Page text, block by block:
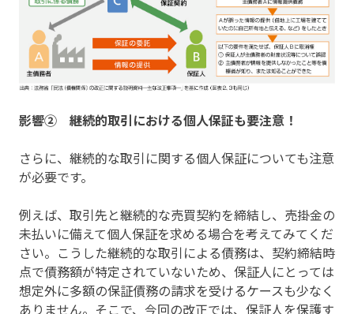
影響② 継続的取引における個人保証も要注意！
さらに、継続的な取引に関する個人保証についても注意
が必要です。
例えば、取引先と継続的な売買契約を締結し、売掛金の
未払いに備えて個人保証を求める場合を考えてみてくだ
さい。こうした継続的な取引による債務は、契約締結時
点で債務額が特定されていないため、保証人にとっては
想定外に多額の保証債務の請求を受けるケースも少なく
ありません。そこで、今回の改正では、保証人を保護す